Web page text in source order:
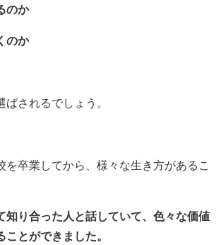
のか
のか
されるでしょう。
を卒業してから、様々な生き方があるこ
知り合った人と話していて、色々な価値
とができました。